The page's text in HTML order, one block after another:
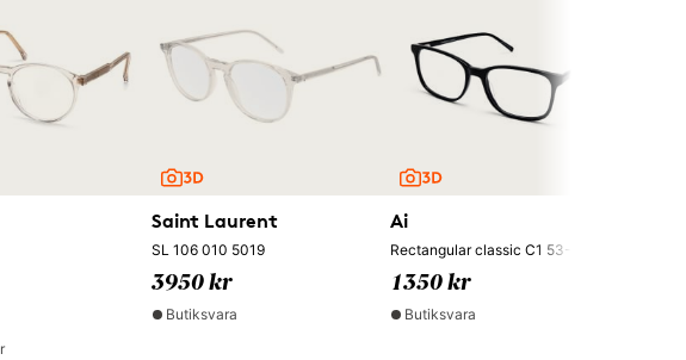
Saint Laurent
SL 106 010 5019
3950 kr
Butiksvara
Ai
Rectangular classic C1 53-18
1350 kr
Butiksvara